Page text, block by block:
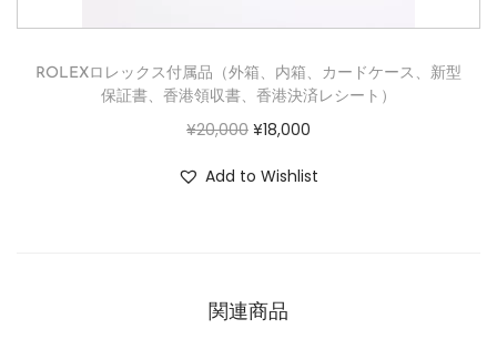
ROLEXロレックス付属品（外箱、内箱、カードケース、新型
保証書、香港領収書、香港決済レシート）
¥20,000 ¥18,000
Add to Wishlist
関連商品